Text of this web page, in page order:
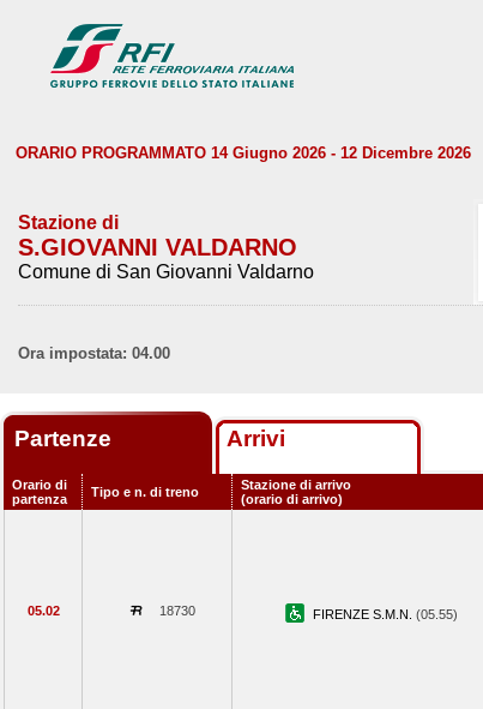
ORARIO PROGRAMMATO 14 Giugno 2026 - 12 Dicembre 2026
Stazione di
S.GIOVANNI VALDARNO
Comune di San Giovanni Valdarno
Ora impostata: 04.00
Partenze Arrivi
Orario di
partenza
Tipo e n. di treno
Stazione di arrivo
(orario di arrivo)
05.02 18730 FIRENZE S.M.N. (05.55)